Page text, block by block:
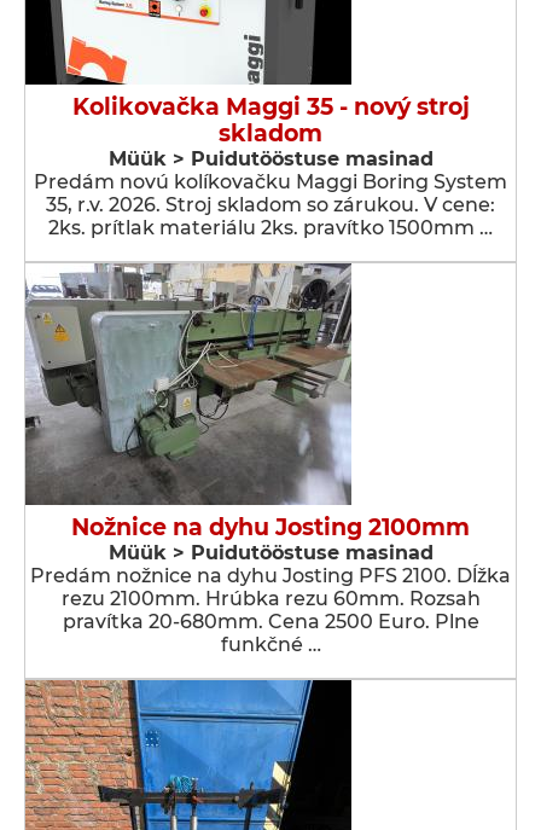
Kolikovačka Maggi 35 - nový stroj
skladom
Müük > Puidutööstuse masinad
Predám novú kolíkovačku Maggi Boring System
35, r.v. 2026. Stroj skladom so zárukou. V cene:
2ks. prítlak materiálu 2ks. pravítko 1500mm …
Nožnice na dyhu Josting 2100mm
Müük > Puidutööstuse masinad
Predám nožnice na dyhu Josting PFS 2100. Dĺžka
rezu 2100mm. Hrúbka rezu 60mm. Rozsah
pravítka 20-680mm. Cena 2500 Euro. Plne
funkčné …